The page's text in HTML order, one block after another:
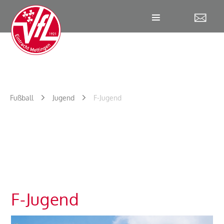
Fußball Jugend F-Jugend
F-Jugend